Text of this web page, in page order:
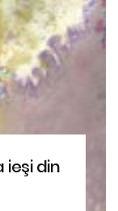
ieşi din